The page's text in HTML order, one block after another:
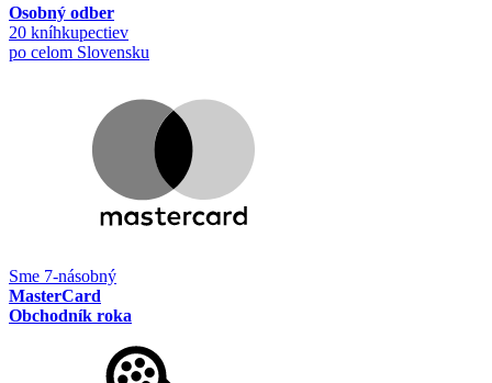
Osobný odber
20 kníhkupectiev
po celom Slovensku
Sme 7-násobný
MasterCard
Obchodník roka